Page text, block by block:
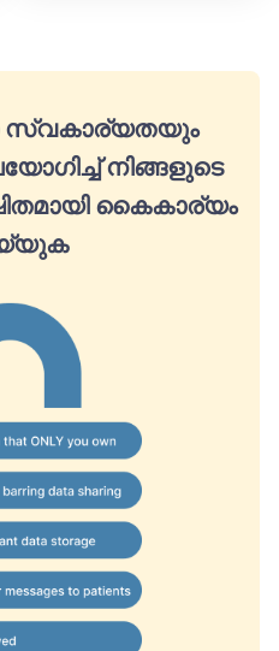
സ്വകാര്യതയും
നിങ്ങളുടെ
കൈകാര്യം